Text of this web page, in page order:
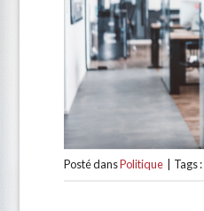
Posté dansPolitique Tags :